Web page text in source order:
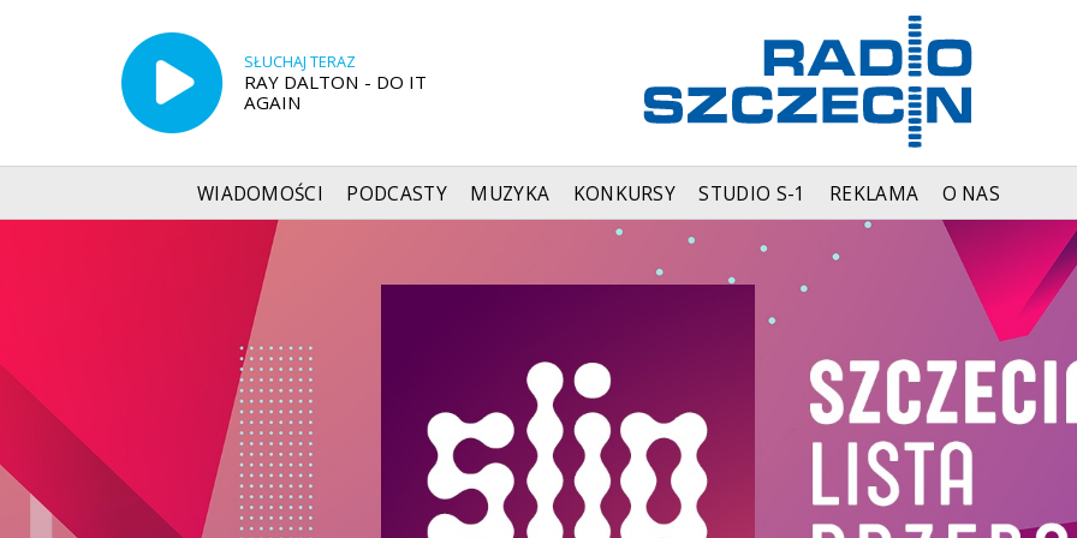
SŁUCHAJ TERAZ
RAY DALTON - DO IT
AGAIN
WIADOMOŚCI PODCASTY MUZYKA KONKURSY STUDIO S-1 REKLAMA O NAS